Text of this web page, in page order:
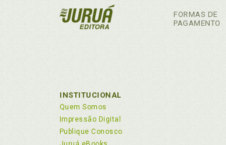
FORMAS DE
PAGAMENTO
INSTITUCIONAL
Quem Somos
Impressão Digital
Publique Conosco